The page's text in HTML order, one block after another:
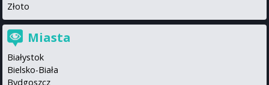
Złoto
Miasta
Białystok
Bielsko-Biała
Bydgoszcz